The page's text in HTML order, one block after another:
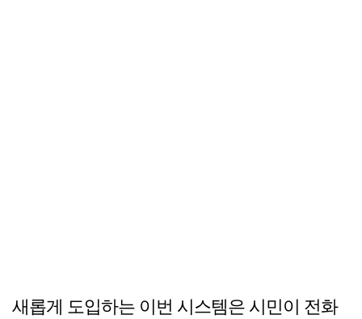
새롭게 도입하는 이번 시스템은 시민이 전화